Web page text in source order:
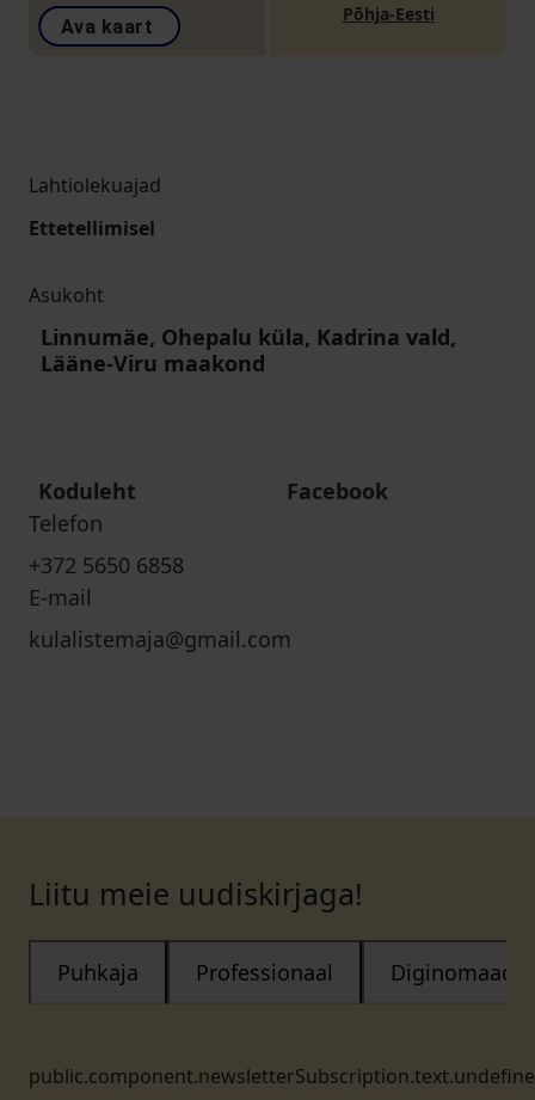
Ava kaart
Põhja-Eesti
Lahtiolekuajad
Ettetellimisel
Asukoht
Linnumäe, Ohepalu küla, Kadrina vald,
Lääne-Viru maakond
Koduleht
Facebook
Telefon
+372 5650 6858
E-mail
kulalistemaja@gmail.com
Liitu meie uudiskirjaga!
Puhkaja Professionaal Diginomaad